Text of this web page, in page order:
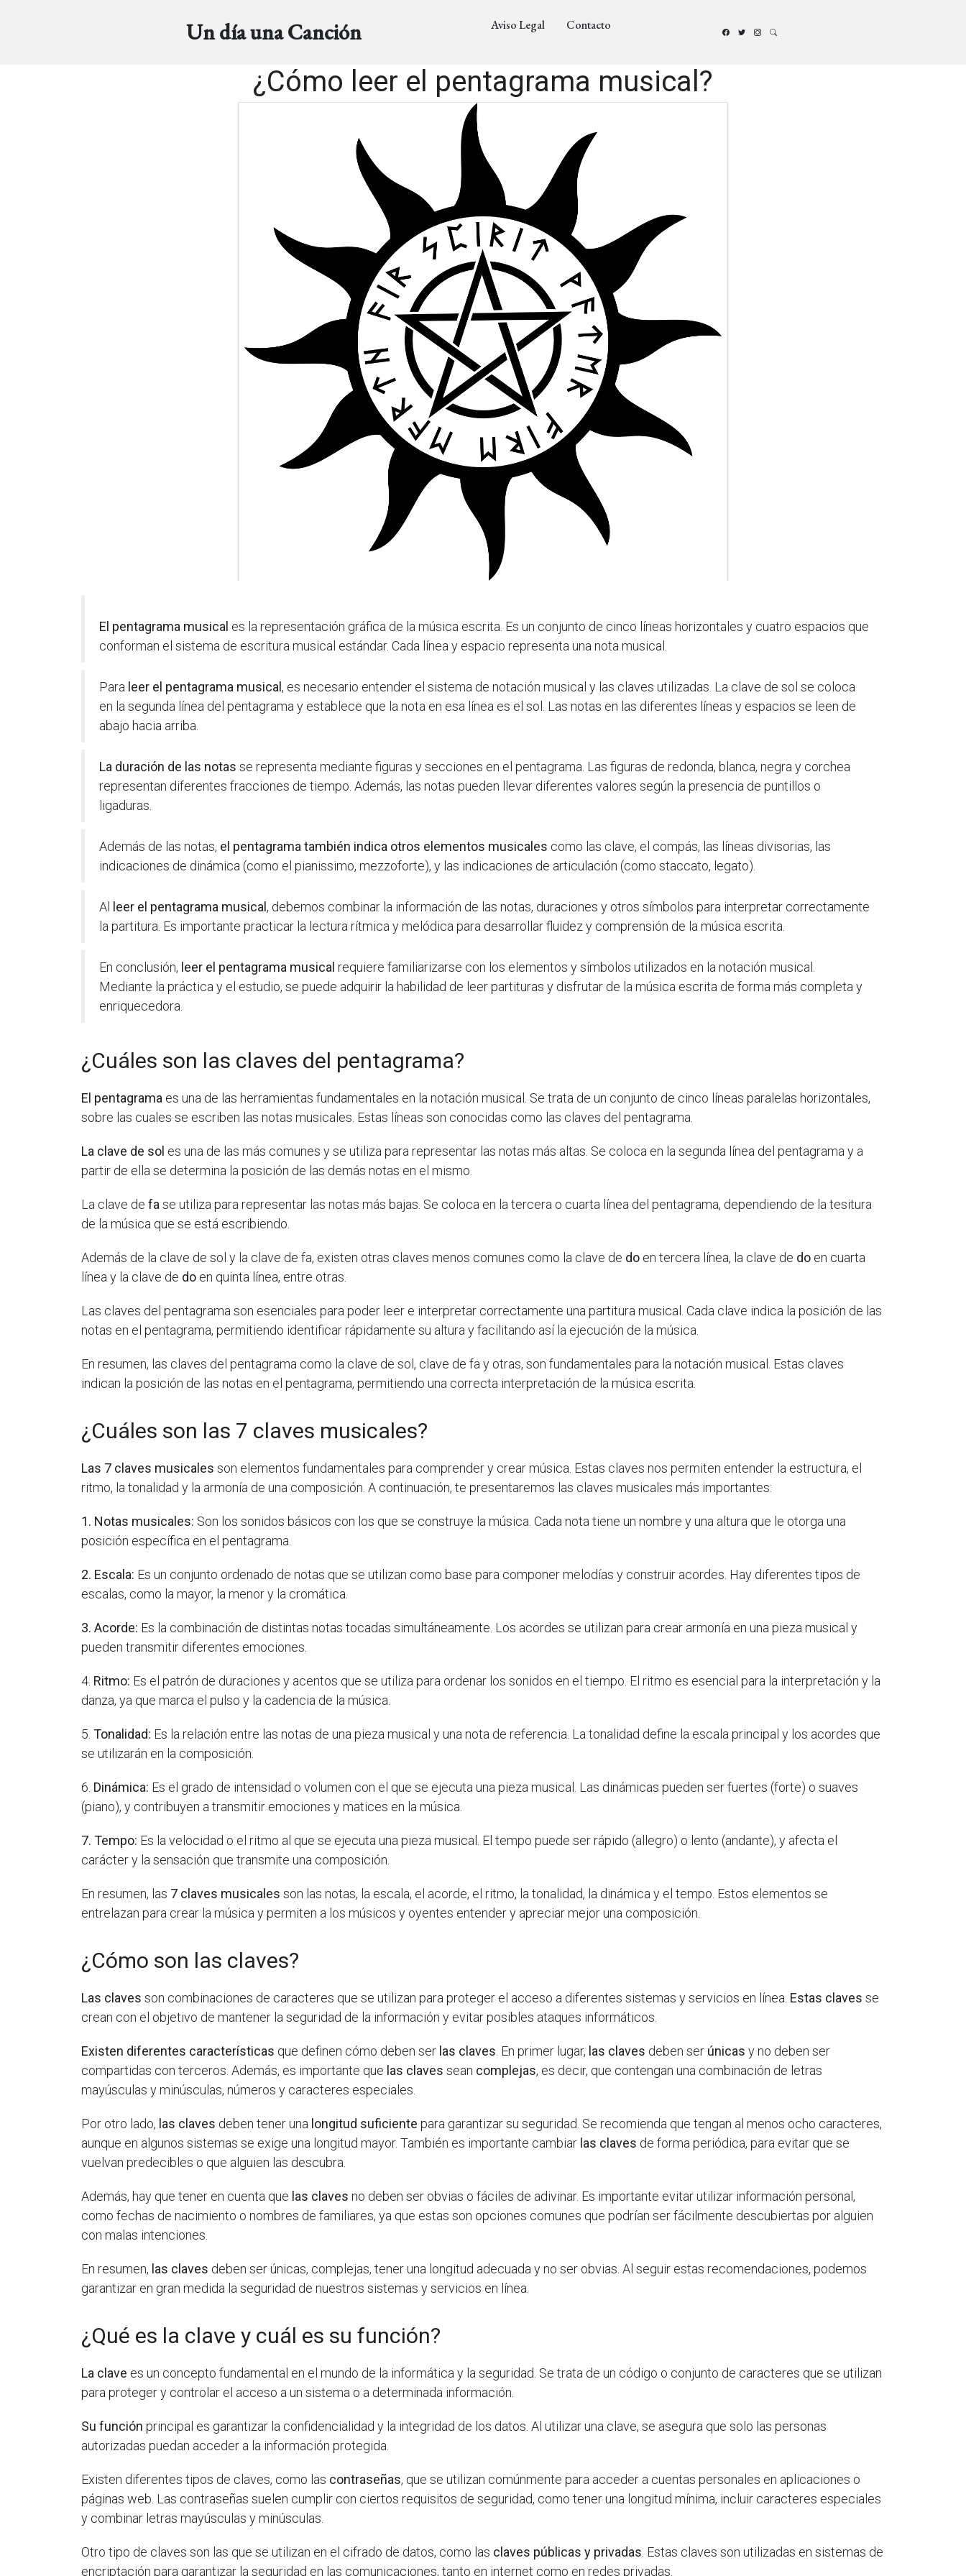
Un día una Canción Aviso Legal Contacto
¿Cómo leer el pentagrama musical?
El pentagrama musical es la representación gráfica de la música escrita. Es un conjunto de cinco líneas horizontales y cuatro espacios que
conforman el sistema de escritura musical estándar. Cada línea y espacio representa una nota musical.
Para leer el pentagrama musical, es necesario entender el sistema de notación musical y las claves utilizadas. La clave de sol se coloca
en la segunda línea del pentagrama y establece que la nota en esa línea es el sol. Las notas en las diferentes líneas y espacios se leen de
abajo hacia arriba.
La duración de las notas se representa mediante figuras y secciones en el pentagrama. Las figuras de redonda, blanca, negra y corchea
representan diferentes fracciones de tiempo. Además, las notas pueden llevar diferentes valores según la presencia de puntillos o
ligaduras.
Además de las notas, el pentagrama también indica otros elementos musicales como las clave, el compás, las líneas divisorias, las
indicaciones de dinámica (como el pianissimo, mezzoforte), y las indicaciones de articulación (como staccato, legato).
Al leer el pentagrama musical, debemos combinar la información de las notas, duraciones y otros símbolos para interpretar correctamente
la partitura. Es importante practicar la lectura rítmica y melódica para desarrollar fluidez y comprensión de la música escrita.
En conclusión, leer el pentagrama musical requiere familiarizarse con los elementos y símbolos utilizados en la notación musical.
Mediante la práctica y el estudio, se puede adquirir la habilidad de leer partituras y disfrutar de la música escrita de forma más completa y
enriquecedora.
¿Cuáles son las claves del pentagrama?
El pentagrama es una de las herramientas fundamentales en la notación musical. Se trata de un conjunto de cinco líneas paralelas horizontales,
sobre las cuales se escriben las notas musicales. Estas líneas son conocidas como las claves del pentagrama.
La clave de sol es una de las más comunes y se utiliza para representar las notas más altas. Se coloca en la segunda línea del pentagrama y a
partir de ella se determina la posición de las demás notas en el mismo.
La clave defa se utiliza para representar las notas más bajas. Se coloca en la tercera o cuarta línea del pentagrama, dependiendo de la tesitura
de la música que se está escribiendo.
Además de la clave de sol y la clave de fa, existen otras claves menos comunes como la clave de do en tercera línea, la clave de do en cuarta
línea y la clave de do en quinta línea, entre otras.
Las claves del pentagrama son esenciales para poder leer e interpretar correctamente una partitura musical. Cada clave indica la posición de las
notas en el pentagrama, permitiendo identificar rápidamente su altura y facilitando así la ejecución de la música.
En resumen, las claves del pentagrama como la clave de sol, clave de fa y otras, son fundamentales para la notación musical. Estas claves
indican la posición de las notas en el pentagrama, permitiendo una correcta interpretación de la música escrita.
¿Cuáles son las 7 claves musicales?
Las 7 claves musicales son elementos fundamentales para comprender y crear música. Estas claves nos permiten entender la estructura, el
ritmo, la tonalidad y la armonía de una composición. A continuación, te presentaremos las claves musicales más importantes:
1. Notas musicales: Son los sonidos básicos con los que se construye la música. Cada nota tiene un nombre y una altura que le otorga una
posición específica en el pentagrama.
2. Escala: Es un conjunto ordenado de notas que se utilizan como base para componer melodías y construir acordes. Hay diferentes tipos de
escalas, como la mayor, la menor y la cromática.
3. Acorde: Es la combinación de distintas notas tocadas simultáneamente. Los acordes se utilizan para crear armonía en una pieza musical y
pueden transmitir diferentes emociones.
4. Ritmo: Es el patrón de duraciones y acentos que se utiliza para ordenar los sonidos en el tiempo. El ritmo es esencial para la interpretación y la
danza, ya que marca el pulso y la cadencia de la música.
5.Tonalidad: Es la relación entre las notas de una pieza musical y una nota de referencia. La tonalidad define la escala principal y los acordes que
se utilizarán en la composición.
6. Dinámica: Es el grado de intensidad o volumen con el que se ejecuta una pieza musical. Las dinámicas pueden ser fuertes (forte) o suaves
(piano), y contribuyen a transmitir emociones y matices en la música.
7. Tempo: Es la velocidad o el ritmo al que se ejecuta una pieza musical. El tempo puede ser rápido (allegro) o lento (andante), y afecta el
carácter y la sensación que transmite una composición.
En resumen, las 7 claves musicales son las notas, la escala, el acorde, el ritmo, la tonalidad, la dinámica y el tempo. Estos elementos se
entrelazan para crear la música y permiten a los músicos y oyentes entender y apreciar mejor una composición.
¿Cómo son las claves?
Las claves son combinaciones de caracteres que se utilizan para proteger el acceso a diferentes sistemas y servicios en línea. Estas claves se
crean con el objetivo de mantener la seguridad de la información y evitar posibles ataques informáticos.
Existen diferentes características que definen cómo deben ser las claves . En primer lugar, las claves deben ser únicas y no deben ser
compartidas con terceros. Además, es importante que las claves sean complejas, es decir, que contengan una combinación de letras
mayúsculas y minúsculas, números y caracteres especiales.
Por otro lado, las claves deben tener una longitud suficiente para garantizar su seguridad. Se recomienda que tengan al menos ocho caracteres,
aunque en algunos sistemas se exige una longitud mayor. También es importante cambiar las claves de forma periódica, para evitar que se
vuelvan predecibles o que alguien las descubra.
Además, hay que tener en cuenta que las claves no deben ser obvias o fáciles de adivinar. Es importante evitar utilizar información personal,
como fechas de nacimiento o nombres de familiares, ya que estas son opciones comunes que podrían ser fácilmente descubiertas por alguien
con malas intenciones.
En resumen, las claves deben ser únicas, complejas, tener una longitud adecuada y no ser obvias. Al seguir estas recomendaciones, podemos
garantizar en gran medida la seguridad de nuestros sistemas y servicios en línea.
¿Qué es la clave y cuál es su función?
La clave es un concepto fundamental en el mundo de la informática y la seguridad. Se trata de un código o conjunto de caracteres que se utilizan
para proteger y controlar el acceso a un sistema o a determinada información.
Su función principal es garantizar la confidencialidad y la integridad de los datos. Al utilizar una clave, se asegura que solo las personas
autorizadas puedan acceder a la información protegida.
Existen diferentes tipos de claves, como las contraseñas, que se utilizan comúnmente para acceder a cuentas personales en aplicaciones o
páginas web. Las contraseñas suelen cumplir con ciertos requisitos de seguridad, como tener una longitud mínima, incluir caracteres especiales
y combinar letras mayúsculas y minúsculas.
Otro tipo de claves son las que se utilizan en el cifrado de datos, como las claves públicas y privadas . Estas claves son utilizadas en sistemas de
encriptación para garantizar la seguridad en las comunicaciones, tanto en internet como en redes privadas.